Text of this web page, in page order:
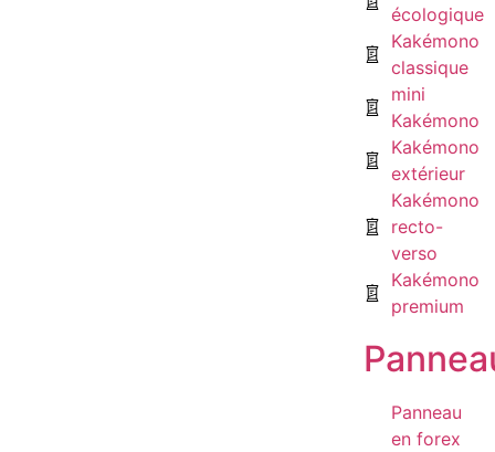
écologique
Kakémono
classique
mini
Kakémono
Kakémono
extérieur
Kakémono
recto-
verso
Kakémono
premium
Panneau
en forex